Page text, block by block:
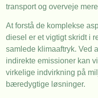
transport og overveje
At forstå de komplekse
diesel er et vigtigt skridt i
samlede klimaaftryk. Ved
indirekte emissioner kan
virkelige indvirkning på
bæredygtige løsninger.